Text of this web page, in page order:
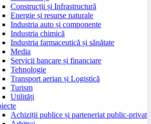
Construcții și Infrastructură
Energie și resurse naturale
Industria auto și componente
Industria chimică
Industria farmaceutică și sănătate
Media
Servicii bancare și financiare
Tehnologie
Transport aerian și Logistică
Turism
Utilități
Achiziții publice și parteneriat public-privat